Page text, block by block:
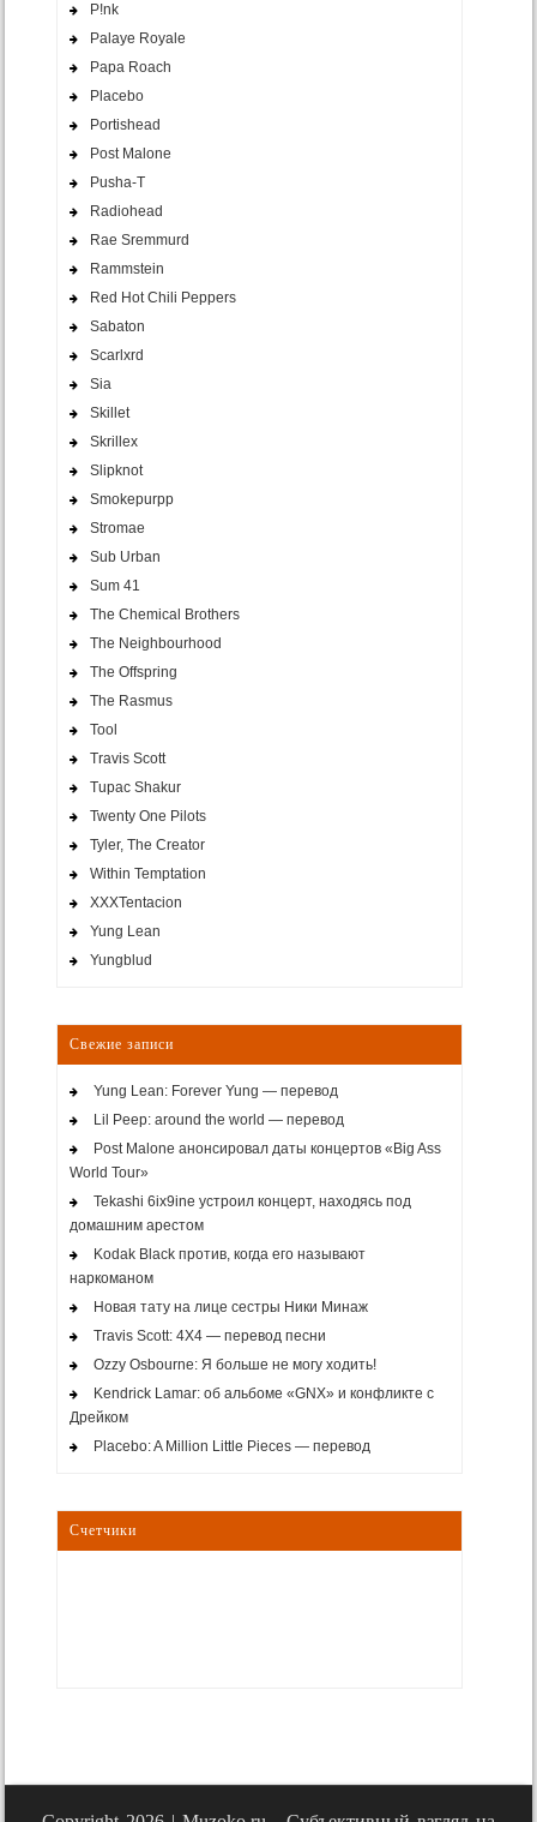
P!nk
Palaye Royale
Papa Roach
Placebo
Portishead
Post Malone
Pusha-T
Radiohead
Rae Sremmurd
Rammstein
Red Hot Chili Peppers
Sabaton
Scarlxrd
Sia
Skillet
Skrillex
Slipknot
Smokepurpp
Stromae
Sub Urban
Sum 41
The Chemical Brothers
The Neighbourhood
The Offspring
The Rasmus
Tool
Travis Scott
Tupac Shakur
Twenty One Pilots
Tyler, The Creator
Within Temptation
XXXTentacion
Yung Lean
Yungblud
Свежие записи
Yung Lean: Forever Yung — перевод
Lil Peep: around the world — перевод
Post Malone анонсировал даты концертов «Big Ass
World Tour»
Tekashi 6ix9ine устроил концерт, находясь под
домашним арестом
Kodak Black против, когда его называют
наркоманом
Новая тату на лице сестры Ники Минаж
Travis Scott: 4X4 — перевод песни
Ozzy Osbourne: Я больше не могу ходить!
Kendrick Lamar: об альбоме «GNX» и конфликте с
Дрейком
Placebo: A Million Little Pieces — перевод
Счетчики